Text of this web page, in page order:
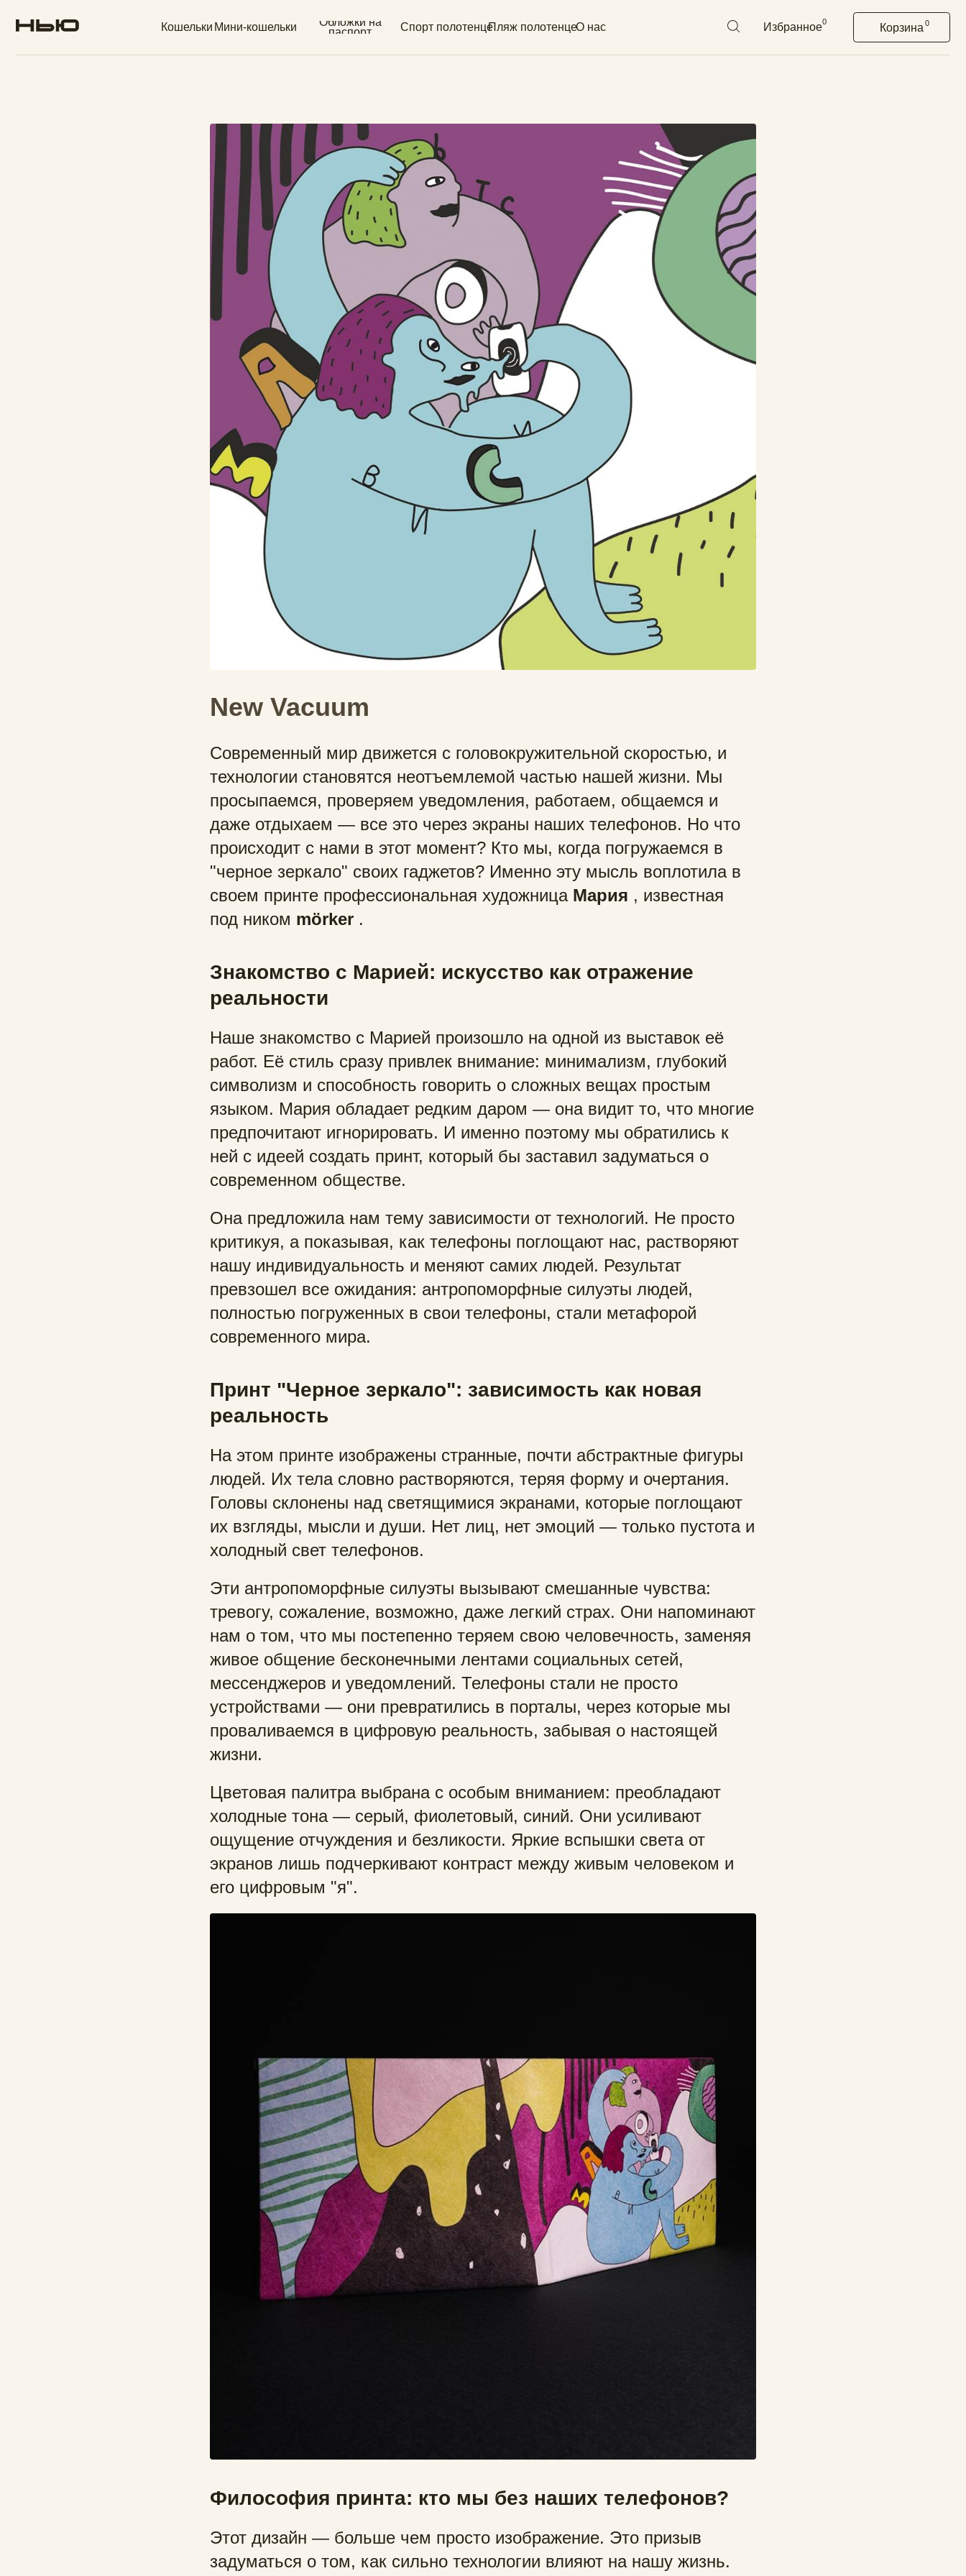
Избранное0 Корзина0
КошелькиМини-кошельки Обложки на
паспорт Спорт полотенцеПляж полотенцеО нас
New Vacuum
Современный мир движется с головокружительной скоростью, и
технологии становятся неотъемлемой частью нашей жизни. Мы
просыпаемся, проверяем уведомления, работаем, общаемся и
даже отдыхаем — все это через экраны наших телефонов. Но что
происходит с нами в этот момент? Кто мы, когда погружаемся в
"черное зеркало" своих гаджетов? Именно эту мысль воплотила в
своем принте профессиональная художница Мария , известная
под ником mörker .
Знакомство с Марией: искусство как отражение
реальности
Наше знакомство с Марией произошло на одной из выставок её
работ. Её стиль сразу привлек внимание: минимализм, глубокий
символизм и способность говорить о сложных вещах простым
языком. Мария обладает редким даром — она видит то, что многие
предпочитают игнорировать. И именно поэтому мы обратились к
ней с идеей создать принт, который бы заставил задуматься о
современном обществе.
Она предложила нам тему зависимости от технологий. Не просто
критикуя, а показывая, как телефоны поглощают нас, растворяют
нашу индивидуальность и меняют самих людей. Результат
превзошел все ожидания: антропоморфные силуэты людей,
полностью погруженных в свои телефоны, стали метафорой
современного мира.
Принт "Черное зеркало": зависимость как новая
реальность
На этом принте изображены странные, почти абстрактные фигуры
людей. Их тела словно растворяются, теряя форму и очертания.
Головы склонены над светящимися экранами, которые поглощают
их взгляды, мысли и души. Нет лиц, нет эмоций — только пустота и
холодный свет телефонов.
Эти антропоморфные силуэты вызывают смешанные чувства:
тревогу, сожаление, возможно, даже легкий страх. Они напоминают
нам о том, что мы постепенно теряем свою человечность, заменяя
живое общение бесконечными лентами социальных сетей,
мессенджеров и уведомлений. Телефоны стали не просто
устройствами — они превратились в порталы, через которые мы
проваливаемся в цифровую реальность, забывая о настоящей
жизни.
Цветовая палитра выбрана с особым вниманием: преобладают
холодные тона — серый, фиолетовый, синий. Они усиливают
ощущение отчуждения и безликости. Яркие вспышки света от
экранов лишь подчеркивают контраст между живым человеком и
его цифровым "я".
Философия принта: кто мы без наших телефонов?
Этот дизайн — больше чем просто изображение. Это призыв
задуматься о том, как сильно технологии влияют на нашу жизнь.